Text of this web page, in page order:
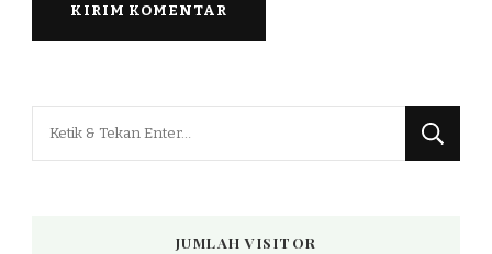
Mencari
JUMLAH VISITOR